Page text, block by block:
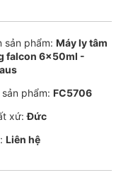
sản phẩm: Máy ly tâm
falcon 6x50ml -
sản phẩm: FC5706
xứ: Đức
Liên hệ